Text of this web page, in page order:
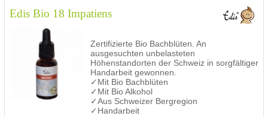
Edis Bio 18 Impatiens
Zertifizierte Bio Bachblüten. An
ausgesuchten unbelasteten
Höhenstandorten der Schweiz in sorgfältiger
Handarbeit gewonnen.
✓Mit Bio Bachblüten
✓Mit Bio Alkohol
✓Aus Schweizer Bergregion
✓Handarbeit